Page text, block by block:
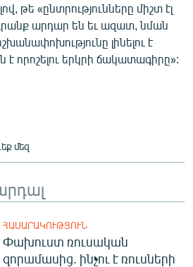
թե «ընտրությունները միշտ էլ
արդար են եւ ազատ, նման
լինելու է
է որոշելու երկրի ճակատագիրը»:
մեզ
ՀԱՍԱՐԱԿՈՒԹՅՈՒՆ
Փախուստ ռուսական
զորամասից. ինչու է ռուսների